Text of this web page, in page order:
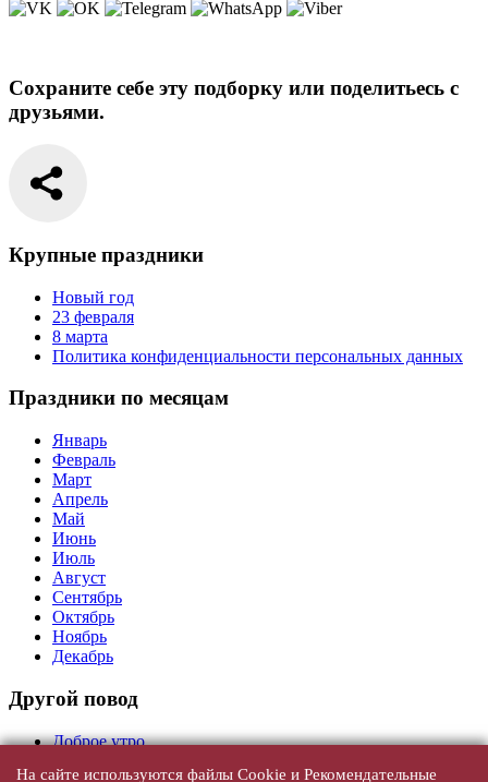
Сохраните себе эту подборку или поделитьесь с
друзьями.
Крупные праздники
Новый год
23 февраля
8 марта
Политика конфиденциальности персональных данных
Праздники по месяцам
Январь
Февраль
Март
Апрель
Май
Июнь
Июль
Август
Сентябрь
Октябрь
Ноябрь
Декабрь
Другой повод
Доброе утро
На сайте используются файлы Cookie и Рекомендательные